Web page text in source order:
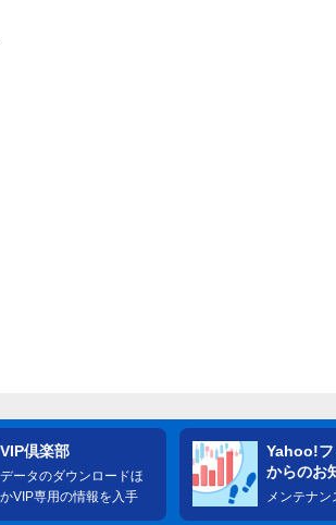
VIP倶楽部
データのダウンロードほ
かVIP専用の情報を入手
Yahoo!フ
からのお
メンテナ